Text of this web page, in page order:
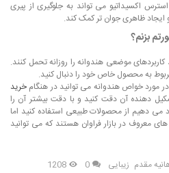
اکسیداتیو می تواند به جلوگیری از پیری
ظاهری جوان تر کمک کند.
بزنم؟
موضعی هندوانه را روزانه تحمل کنند.
به محصول خاص خود را دنبال کنید.
مورد خواص هندوانه می توانید در هنگام خرید
دهنده آن دقت کنید و با دقت بیشتر آن را
می دهیم از محصولات طبیعی استفاده کنید اما
های معروف در بازار فراوان هستند که می توانید
مقدم زیبایی 0
1208